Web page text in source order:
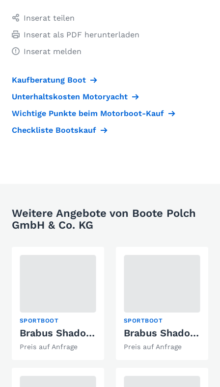
Inserat teilen
Inserat als PDF herunterladen
Inserat melden
Kaufberatung Boot
Unterhaltskosten Motoryacht
Wichtige Punkte beim Motorboot-Kauf
Checkliste Bootskauf
Weitere Angebote von Boote Polch
GmbH & Co. KG
SPORTBOOT
Brabus Shadow 1500 Cross Top
Preis auf Anfrage
SPORTBOOT
Brabus Shadow 1500 Sun-Top
Preis auf Anfrage